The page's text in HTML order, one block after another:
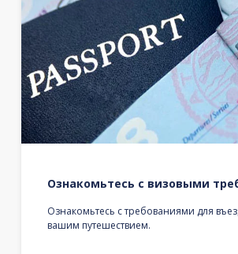
Ознакомьтесь с визовыми
Ознакомьтесь с требованиями для
вашим путешествием.